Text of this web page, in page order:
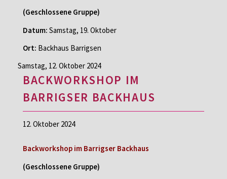
(Geschlossene Gruppe)
Datum: Samstag, 19. Oktober
Ort: Backhaus Barrigsen
Samstag, 12. Oktober 2024
BACKWORKSHOP IM
BARRIGSER BACKHAUS
12. Oktober 2024
Backworkshop im Barrigser Backhaus
(Geschlossene Gruppe)